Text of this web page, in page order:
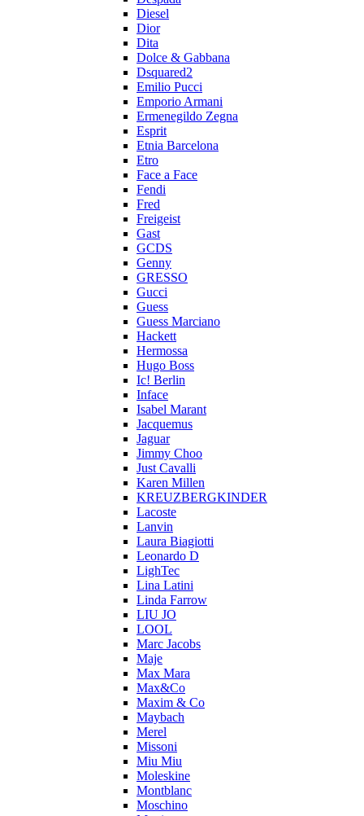
Diesel
Dior
Dita
Dolce & Gabbana
Dsquared2
Emilio Pucci
Emporio Armani
Ermenegildo Zegna
Esprit
Etnia Barcelona
Etro
Face a Face
Fendi
Fred
Freigeist
Gast
GCDS
Genny
GRESSO
Gucci
Guess
Guess Marciano
Hackett
Hermossa
Hugo Boss
Ic! Berlin
Inface
Isabel Marant
Jacquemus
Jaguar
Jimmy Choo
Just Cavalli
Karen Millen
KREUZBERGKINDER
Lacoste
Lanvin
Laura Biagiotti
Leonardo D
LighTec
Lina Latini
Linda Farrow
LIU JO
LOOL
Marc Jacobs
Maje
Max Mara
Max&Co
Maxim & Co
Maybach
Merel
Missoni
Miu Miu
Moleskine
Montblanc
Moschino